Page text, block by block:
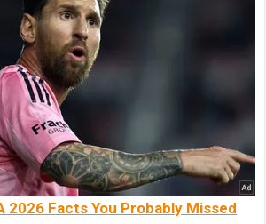
2026 Facts You Probably Missed